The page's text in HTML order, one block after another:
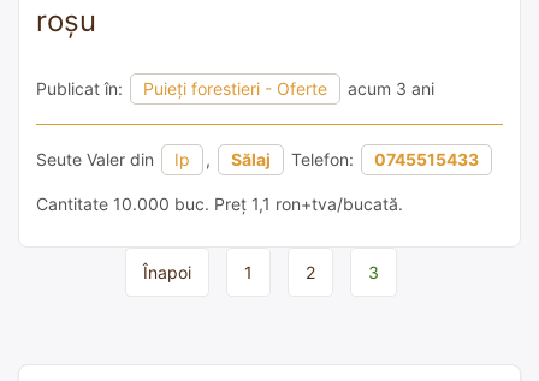
roșu
Publicat în: Puieți forestieri - Oferte acum 3 ani
Seute Valer din Ip , Sălaj Telefon: 0745515433
Cantitate 10.000 buc. Preț 1,1 ron+tva/bucată.
Înapoi 1 2 3